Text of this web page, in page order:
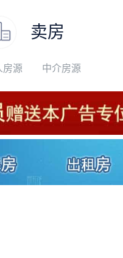
卖房
房源 中介房源